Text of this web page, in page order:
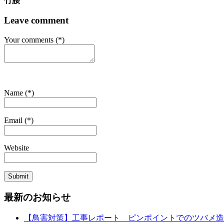
Leave comment
Your comments (*)
Name (*)
Email (*)
Website
最新のお知らせ
【鳥害対策】工事レポート ピンポイントでのツバメ